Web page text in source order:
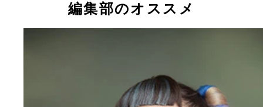
編集部のオススメ